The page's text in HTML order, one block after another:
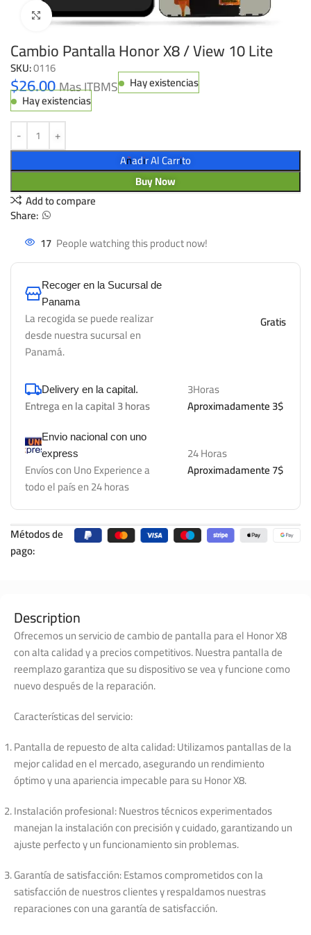
Click to enlarge
Cambio Pantalla Honor X8 / View 10 Lite
SKU:0116
$26.00Mas ITBMS
Hay existencias
Hay existencias
Añadir Al Carrito
Buy Now
Add to compare
Share:
17 People watching this product now!
Recoger en la Sucursal de
Panama
La recogida se puede realizar
desde nuestra sucursal en
Panamá.
Gratis
Delivery en la capital.
Entrega en la capital 3 horas
3Horas
Aproximadamente 3$
Envio nacional con uno
express
Envíos con Uno Experience a
todo el país en 24 horas
24 Horas
Aproximadamente 7$
Métodos de
pago:
Description
Ofrecemos un servicio de cambio de pantalla para el Honor X8
con alta calidad y a precios competitivos. Nuestra pantalla de
reemplazo garantiza que su dispositivo se vea y funcione como
nuevo después de la reparación.
Características del servicio:
Pantalla de repuesto de alta calidad: Utilizamos pantallas de la
mejor calidad en el mercado, asegurando un rendimiento
óptimo y una apariencia impecable para su Honor X8.
Instalación profesional: Nuestros técnicos experimentados
manejan la instalación con precisión y cuidado, garantizando un
ajuste perfecto y un funcionamiento sin problemas.
Garantía de satisfacción: Estamos comprometidos con la
satisfacción de nuestros clientes y respaldamos nuestras
reparaciones con una garantía de satisfacción.